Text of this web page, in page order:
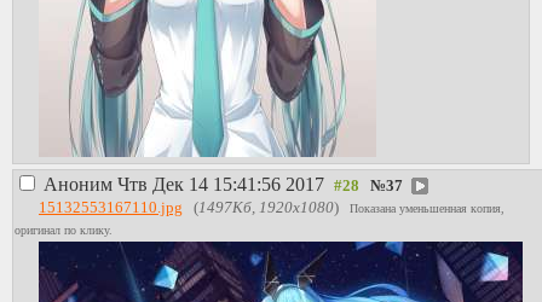
Аноним Чтв Дек 14 15:41:56 2017 №37
15132553167110.jpg (1497Кб, 1920x1080)
Показана уменьшенная копия,
оригинал по клику.